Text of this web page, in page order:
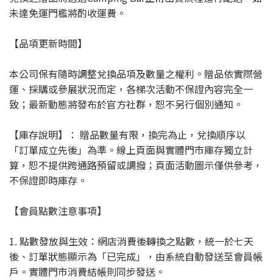
未達免運門檻將酌收運費。
【品項更新時間】
本公司保有隨時調整兌換品項及數量之權利。贈品依實際營
運、採購或參展狀況而定，各梯次活動不保證內容完全一
致；最新動態將發布於官方社群，恕不另行個別通知。
【庫存說明】： 贈品數量有限，換完為止，兌換順序以
「訂單成立先後」為準。線上頁面與實體門市庫存獨立計
算，恕不提供跨通路預留或調撥；頁面活動圖示僅供參考，
不保證即時庫存。
【會員點數注意事項】
1. 點數發放與生效：網店消費後轉換之點數，統一於七天
後、訂單狀態顯示為「已完成」，由系統自動發送至會員帳
戶。實體門市消費結帳則同步發送。